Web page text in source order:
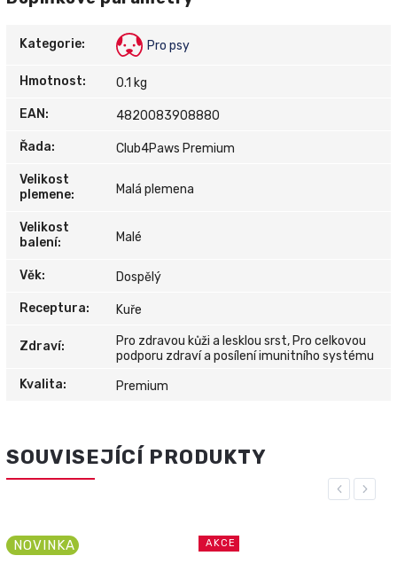
Kategorie: Pro psy
Hmotnost: 0.1 kg
EAN : 4820083908880
Řada: Club4Paws Premium
Velikost
plemene: Malá plemena
Velikost
balení: Malé
Věk: Dospělý
Receptura: Kuře
Zdraví:
Pro zdravou kůži a lesklou srst, Pro celkovou
podporu zdraví a posílení imunitního systému
Kvalita: Premium
SOUVISEJÍCÍ PRODUKTY
Previous
NOVINKA AKCE
Next